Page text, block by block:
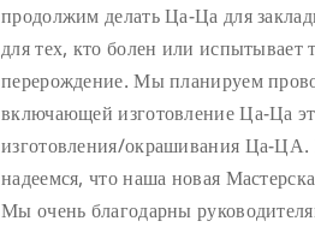
продолжим делать Ца-Ца для
для тех, кто болен или
перерождение. Мы планируем
включающей изготовление Ца-Ца
изготовления/окрашивания Ца-
надеемся, что наша новая
Мы очень благодарны